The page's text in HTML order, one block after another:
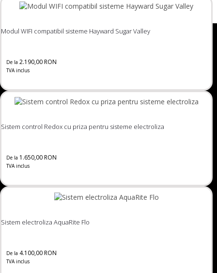
Modul WIFI compatibil sisteme Hayward Sugar Valley
De la 2.190,00 RON
TVA inclus
Sistem control Redox cu priza pentru sisteme electroliza
De la 1.650,00 RON
TVA inclus
Sistem electroliza AquaRite Flo
De la 4.100,00 RON
TVA inclus